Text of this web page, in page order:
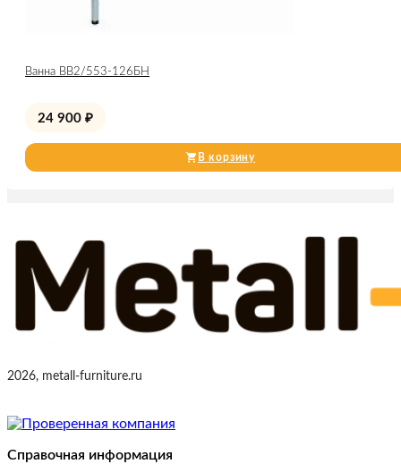
Ванна ВВ2/553-126БН
24 900 ₽
В корзину
2026, metall-furniture.ru
Справочная информация